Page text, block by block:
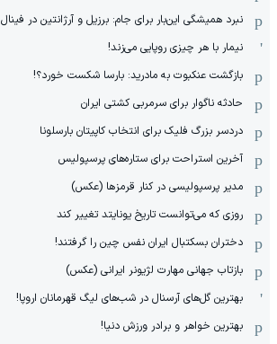
نبرد همیشگی این‌بار برای جام: برزیل و آرژانتین در فینال
نیمار با هر چیزی روپایی می‌زند!
بازگشت عنکبوت به مادرید: بارسا شکست خورد؟!
حادثه ناگوار برای سرمربی کشتی ایران
دردسر بزرگ فلیک برای انتخاب کاپیتان بارسلونا
آخرین استراحت برای ستاره‌های پرسپولیس
مدیر پرسپولیسی در کنار قرمزها (عکس)
روزی که می‌توانست تاریخ یونایتد تغییر کند
دختران بسکتبال ایران نفس چین را گرفتند!
بازتاب جهانی مهارت لژیونر ایرانی (عکس)
بهترین گل‌های آرسنال در شب‌های لیگ قهرمانان اروپا!
بهترین خواهر و برادر ورزش دنیا!